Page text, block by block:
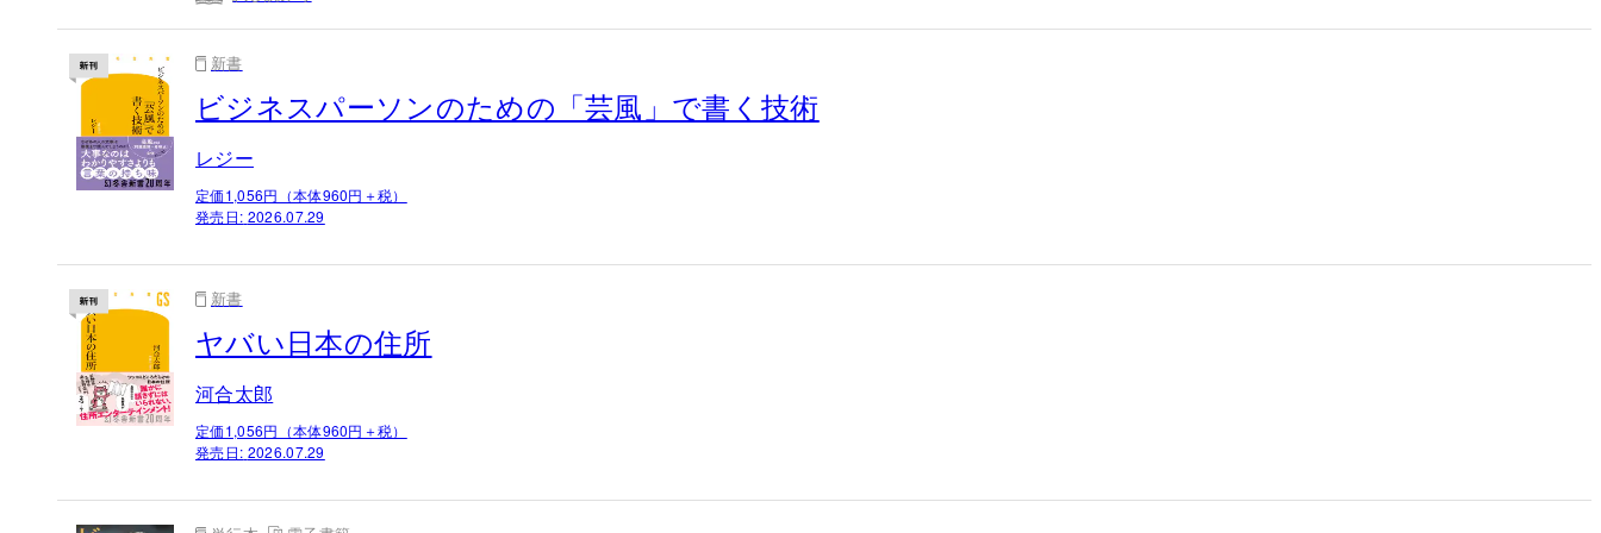
新書
ビジネスパーソンのための「芸風」で書く技術
レジー
定価1,056円（本体960円＋税）
発売日: 2026.07.29
新書
ヤバい日本の住所
河合太郎
定価1,056円（本体960円＋税）
発売日: 2026.07.29